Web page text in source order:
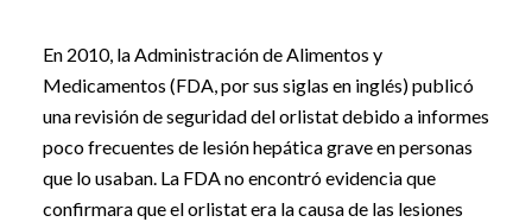
En 2010, la Administración de Alimentos y
Medicamentos (FDA, por sus siglas en inglés) publicó
una revisión de seguridad del orlistat debido a informes
poco frecuentes de lesión hepática grave en personas
que lo usaban. La FDA no encontró evidencia que
confirmara que el orlistat era la causa de las lesiones